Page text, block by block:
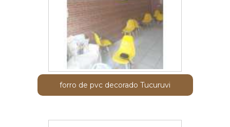
forro de pvc decorado Tucuruvi